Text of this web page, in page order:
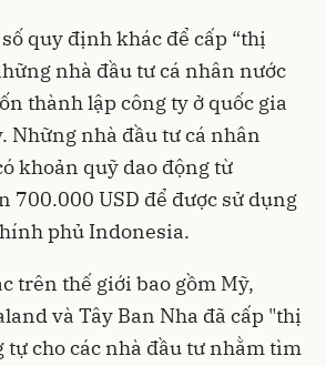
quy định khác để cấp “thị
nhà đầu tư cá nhân nước
thành lập công ty ở quốc gia
Những nhà đầu tư cá nhân
khoản quỹ dao động từ
700.000 USD để được sử dụng
phủ Indonesia.
trên thế giới bao gồm Mỹ,
và Tây Ban Nha đã cấp "thị
tự cho các nhà đầu tư nhằm tìm